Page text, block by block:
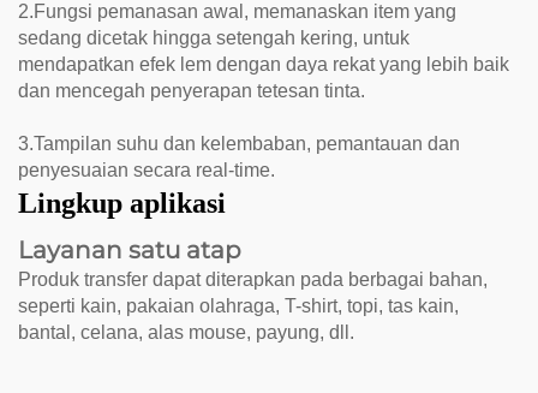
2.Fungsi pemanasan awal, memanaskan item yang
sedang dicetak hingga setengah kering, untuk
mendapatkan efek lem dengan daya rekat yang lebih baik
dan mencegah penyerapan tetesan tinta.
3.Tampilan suhu dan kelembaban, pemantauan dan
penyesuaian secara real-time.
Lingkup aplikasi
Layanan satu atap
Produk transfer dapat diterapkan pada berbagai bahan,
seperti kain, pakaian olahraga, T-shirt, topi, tas kain,
bantal, celana, alas mouse, payung, dll.